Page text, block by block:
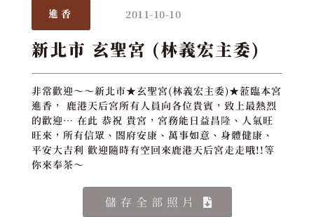
進香 2011-10-10
新北市 玄聖宮 (林義宏主委)
非常歡迎～～新北市★玄聖宮(林義宏主委)★蒞臨本宮
進香， 鹿港天后宮所有人員向各位貴賓，致上最熱烈
的歡迎… 在此 恭祝 貴宮，宮務能日益昌隆、人氣旺
旺來，所有信眾、閤府安康、萬事如意、身體健康、
平安大吉利 歡迎隨時有空回來鹿港天后宮走走哦!!等
你來奉茶～
儲存全部照片